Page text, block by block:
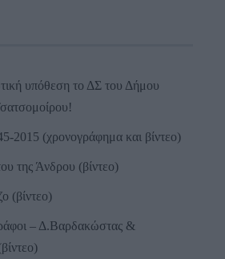
υπόθεση το ΔΣ του Δήμου
2015 (χρονογράφημα και βίντεο)
της Άνδρου (βίντεο)
(βίντεο)
– Δ.Βαρδακώστας &